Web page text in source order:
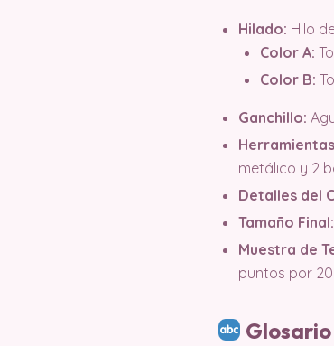
Hilado: Hilo
Color A:
Color B:
Ganchillo:
metálico y 2
Detalles del
Tamaño Final:
Muestra de
puntos por